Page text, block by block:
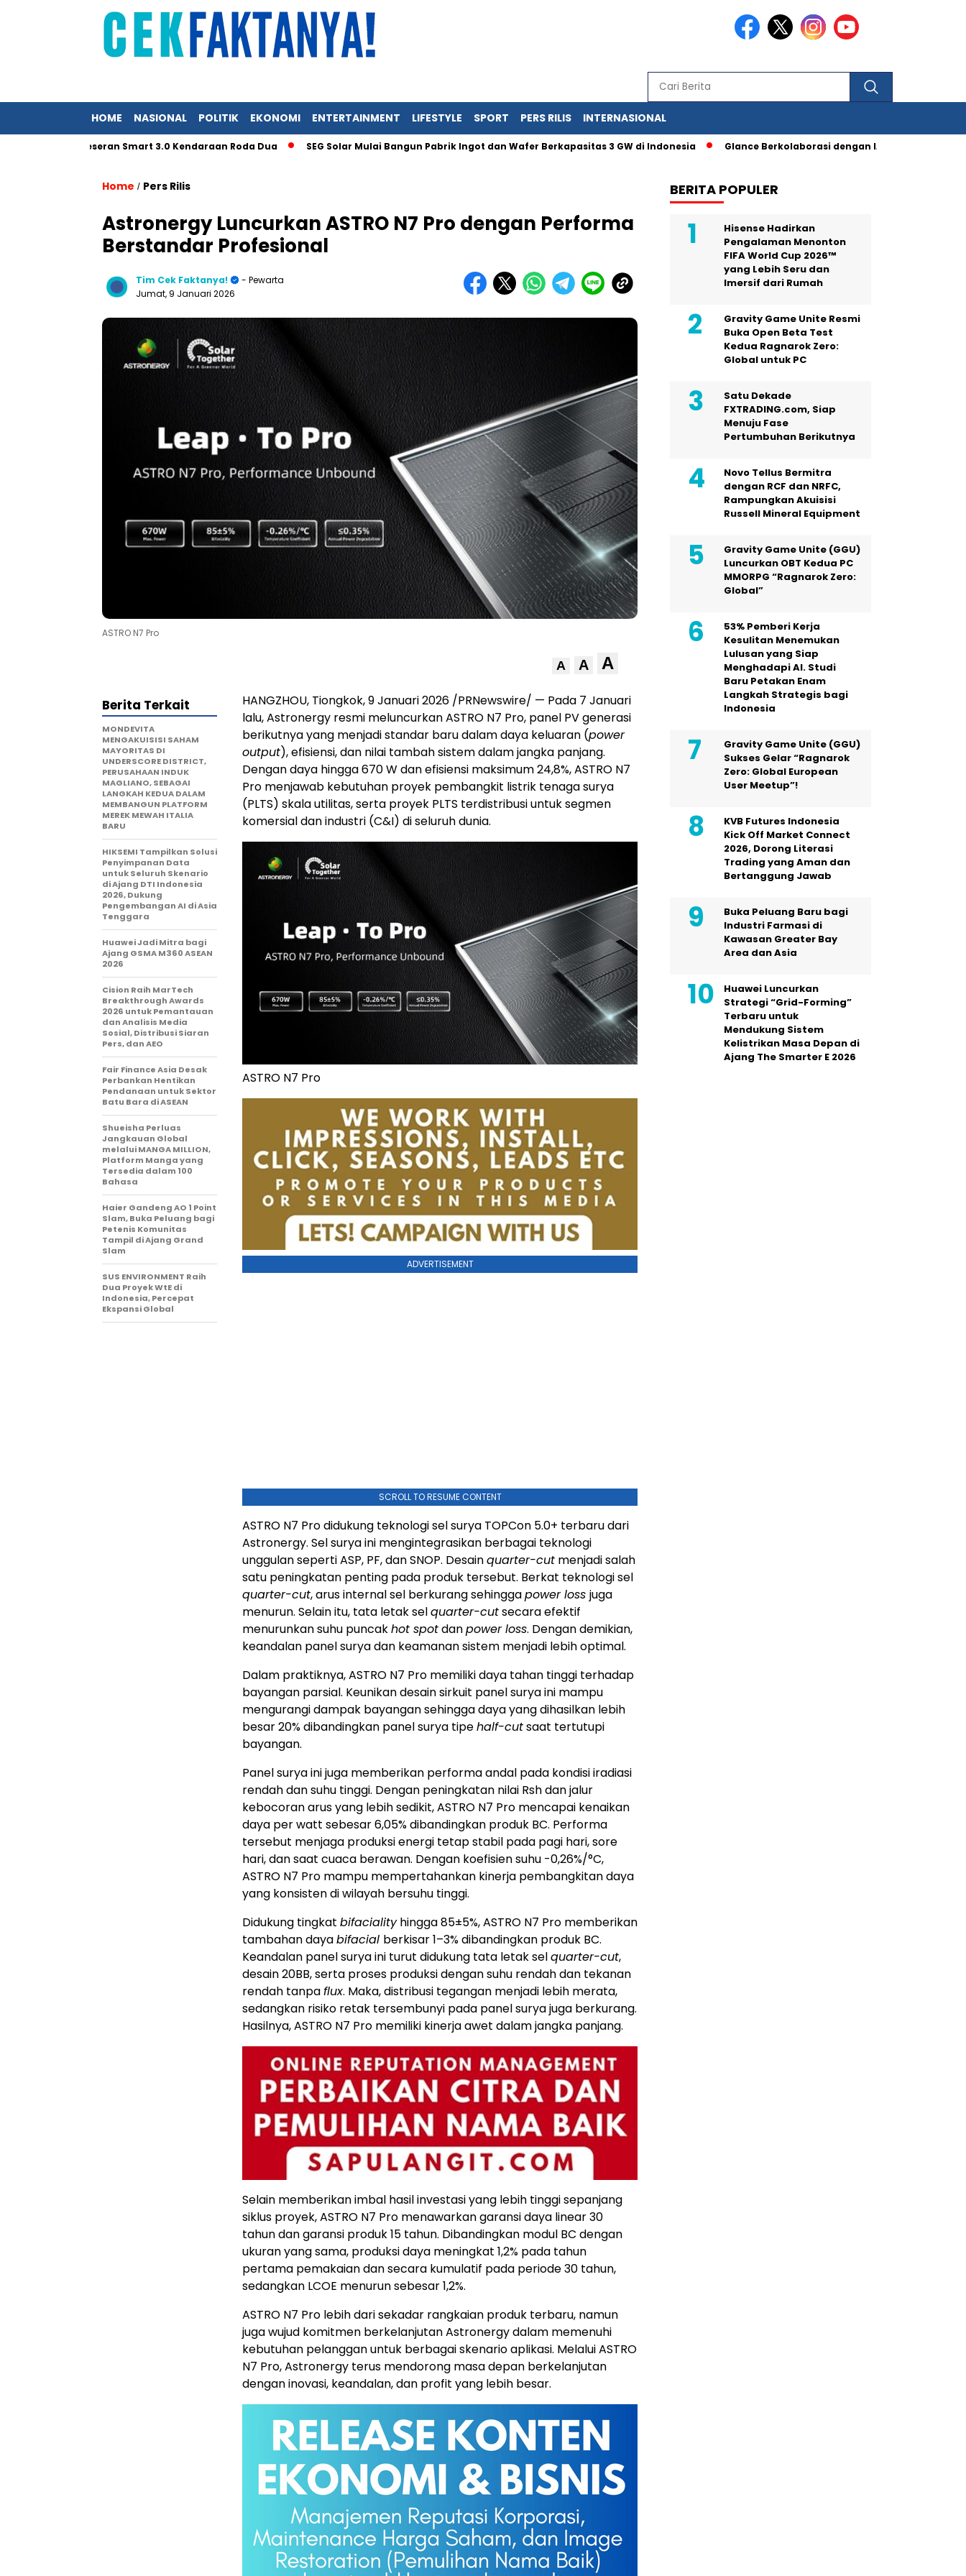
HOME NASIONAL POLITIK EKONOMI ENTERTAINMENT LIFESTYLE SPORT PERS RILIS INTERNASIONAL
Pergeseran Smart 3.0 Kendaraan Roda Dua SEG Solar Mulai Bangun Pabrik Ingot dan Wafer Berkapasitas 3 GW di Indonesia Glance Berkolaborasi dengan IAS, Berbagai Fitur
Home / Pers Rilis
Astronergy Luncurkan ASTRO N7 Pro dengan Performa
Berstandar Profesional
Tim Cek Faktanya!
- Pewarta
Jumat, 9 Januari 2026
ASTRO N7 Pro
A A A
HANGZHOU, Tiongkok,9 Januari 2026 /PRNewswire/ — Pada 7 Januari
lalu, Astronergy resmi meluncurkan ASTRO N7 Pro, panel PV generasi
berikutnya yang menjadi standar baru dalam daya keluaran (power
output), efisiensi, dan nilai tambah sistem dalam jangka panjang.
Dengan daya hingga 670 W dan efisiensi maksimum 24,8%, ASTRO N7
Pro menjawab kebutuhan proyek pembangkit listrik tenaga surya
(PLTS) skala utilitas, serta proyek PLTS terdistribusi untuk segmen
komersial dan industri (C&I) di seluruh dunia.
ASTRO N7 Pro
ADVERTISEMENT
SCROLL TO RESUME CONTENT
ASTRO N7 Pro didukung teknologi sel surya TOPCon 5.0+ terbaru dari
Astronergy. Sel surya ini mengintegrasikan berbagai teknologi
unggulan seperti ASP, PF, dan SNOP. Desainquarter-cut menjadi salah
satu peningkatan penting pada produk tersebut. Berkat teknologi sel
quarter-cut, arus internal sel berkurang sehinggapower loss juga
menurun. Selain itu, tata letak selquarter-cutsecara efektif
menurunkan suhu puncakhot spotdanpower loss. Dengan demikian,
keandalan panel surya dan keamanan sistem menjadi lebih optimal.
Dalam praktiknya, ASTRO N7 Pro memiliki daya tahan tinggi terhadap
bayangan parsial. Keunikan desain sirkuit panel surya ini mampu
mengurangi dampak bayangan sehingga daya yang dihasilkan lebih
besar 20% dibandingkan panel surya tipehalf-cutsaat tertutupi
bayangan.
Panel surya ini juga memberikan performa andal pada kondisi iradiasi
rendah dan suhu tinggi. Dengan peningkatan nilai Rsh dan jalur
kebocoran arus yang lebih sedikit, ASTRO N7 Pro mencapai kenaikan
daya per watt sebesar 6,05% dibandingkan produk BC. Performa
tersebut menjaga produksi energi tetap stabil pada pagi hari, sore
hari, dan saat cuaca berawan. Dengan koefisien suhu -0,26%/°C,
ASTRO N7 Pro mampu mempertahankan kinerja pembangkitan daya
yang konsisten di wilayah bersuhu tinggi.
Didukung tingkat bifacialityhingga 85±5%, ASTRO N7 Pro memberikan
tambahan dayabifacial berkisar 1–3% dibandingkan produk BC.
Keandalan panel surya ini turut didukung tata letak selquarter-cut,
desain 20BB, serta proses produksi dengan suhu rendah dan tekanan
rendah tanpaflux. Maka, distribusi tegangan menjadi lebih merata,
sedangkan risiko retak tersembunyi pada panel surya juga berkurang.
Hasilnya, ASTRO N7 Pro memiliki kinerja awet dalam jangka panjang.
Selain memberikan imbal hasil investasi yang lebih tinggi sepanjang
siklus proyek, ASTRO N7 Pro menawarkan garansi daya linear 30
tahun dan garansi produk 15 tahun. Dibandingkan modul BC dengan
ukuran yang sama, produksi daya meningkat 1,2% pada tahun
pertama pemakaian dan secara kumulatif pada periode 30 tahun,
sedangkan LCOE menurun sebesar 1,2%.
ASTRO N7 Pro lebih dari sekadar rangkaian produk terbaru, namun
juga wujud komitmen berkelanjutan Astronergy dalam memenuhi
kebutuhan pelanggan untuk berbagai skenario aplikasi. Melalui ASTRO
N7 Pro, Astronergy terus mendorong masa depan berkelanjutan
dengan inovasi, keandalan, dan profit yang lebih besar.
Berita Terkait
MONDEVITA
MENGAKUISISI SAHAM
MAYORITAS DI
UNDERSCORE DISTRICT,
PERUSAHAAN INDUK
MAGLIANO, SEBAGAI
LANGKAH KEDUA DALAM
MEMBANGUN PLATFORM
MEREK MEWAH ITALIA
BARU
HIKSEMI Tampilkan Solusi
Penyimpanan Data
untuk Seluruh Skenario
di Ajang DTI Indonesia
2026, Dukung
Pengembangan AI di Asia
Tenggara
Huawei Jadi Mitra bagi
Ajang GSMA M360 ASEAN
2026
Cision Raih MarTech
Breakthrough Awards
2026 untuk Pemantauan
dan Analisis Media
Sosial, Distribusi Siaran
Pers, dan AEO
Fair Finance Asia Desak
Perbankan Hentikan
Pendanaan untuk Sektor
Batu Bara di ASEAN
Shueisha Perluas
Jangkauan Global
melalui MANGA MILLION,
Platform Manga yang
Tersedia dalam 100
Bahasa
Haier Gandeng AO 1 Point
Slam, Buka Peluang bagi
Petenis Komunitas
Tampil di Ajang Grand
Slam
SUS ENVIRONMENT Raih
Dua Proyek WtE di
Indonesia, Percepat
Ekspansi Global
BERITA POPULER
Hisense Hadirkan
Pengalaman Menonton
FIFA World Cup 2026™
yang Lebih Seru dan
Imersif dari Rumah
Gravity Game Unite Resmi
Buka Open Beta Test
Kedua Ragnarok Zero:
Global untuk PC
Satu Dekade
FXTRADING.com, Siap
Menuju Fase
Pertumbuhan Berikutnya
Novo Tellus Bermitra
dengan RCF dan NRFC,
Rampungkan Akuisisi
Russell Mineral Equipment
Gravity Game Unite (GGU)
Luncurkan OBT Kedua PC
MMORPG “Ragnarok Zero:
Global”
53% Pemberi Kerja
Kesulitan Menemukan
Lulusan yang Siap
Menghadapi AI. Studi
Baru Petakan Enam
Langkah Strategis bagi
Indonesia
Gravity Game Unite (GGU)
Sukses Gelar “Ragnarok
Zero: Global European
User Meetup”!
KVB Futures Indonesia
Kick Off Market Connect
2026, Dorong Literasi
Trading yang Aman dan
Bertanggung Jawab
Buka Peluang Baru bagi
Industri Farmasi di
Kawasan Greater Bay
Area dan Asia
Huawei Luncurkan
Strategi “Grid-Forming”
Terbaru untuk
Mendukung Sistem
Kelistrikan Masa Depan di
Ajang The Smarter E 2026